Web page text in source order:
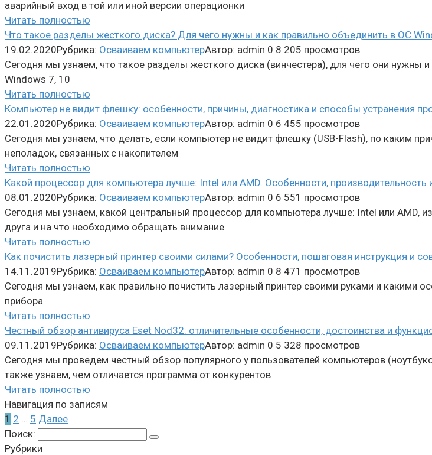
аварийный вход в той или иной версии операционки
Читать полностью
Что такое разделы жесткого диска? Для чего нужны и как правильно объединить в ОС
19.02.2020Рубрика: Осваиваем компьютерАвтор: admin 0 8 205 просмотров
Сегодня мы узнаем, что такое разделы жесткого диска (винчестера), для чего они нужны
Windows 7, 10
Читать полностью
Компьютер не видит флешку: особенности, причины, диагностика и способы устранения
22.01.2020Рубрика: Осваиваем компьютерАвтор: admin 0 6 455 просмотров
Сегодня мы узнаем, что делать, если компьютер не видит флешку (USB-Flash), по каким
неполадок, связанных с накопителем
Читать полностью
Какой процессор для компьютера лучше: Intel или AMD. Особенности, производительность
08.01.2020Рубрика: Осваиваем компьютерАвтор: admin 0 6 551 просмотров
Сегодня мы узнаем, какой центральный процессор для компьютера лучше: Intel или AMD,
друга и на что необходимо обращать внимание
Читать полностью
Как почистить лазерный принтер своими силами? Особенности, пошаговая инструкция и
14.11.2019Рубрика: Осваиваем компьютерАвтор: admin 0 8 471 просмотров
Сегодня мы узнаем, как правильно почистить лазерный принтер своими руками и какими
прибора
Читать полностью
Честный обзор антивируса Eset Nod32: отличительные особенности, достоинства и
09.11.2019Рубрика: Осваиваем компьютерАвтор: admin 0 5 328 просмотров
Сегодня мы проведем честный обзор популярного у пользователей компьютеров
также узнаем, чем отличается программа от конкурентов
Читать полностью
Навигация по записям
1 2 … 5 Далее
Поиск:
Рубрики